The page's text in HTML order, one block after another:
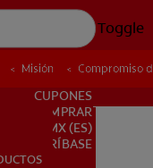
Toggle
PRODUCTOS
CUPONES
COMPRAR
MX (ES)
SUSCRÍBASE
Misión Compromiso
Misión Compromiso